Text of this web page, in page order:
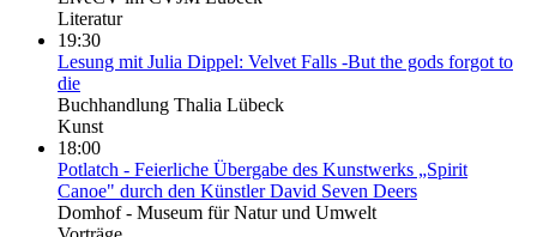
Literatur
19:30
Lesung mit Julia Dippel: Velvet Falls -But the gods forgot to
die
Buchhandlung Thalia Lübeck
Kunst
18:00
Potlatch - Feierliche Übergabe des Kunstwerks „Spirit
Canoe" durch den Künstler David Seven Deers
Domhof - Museum für Natur und Umwelt